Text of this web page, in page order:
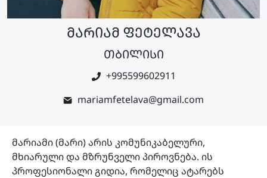
მარიამ ფეტელავა
თბილისი
+995599602911
mariamfetelava@gmail.com
მარიამი (მარი) არის კომუნიკაბელური,
მხიარული და მზრუნველი პიროვნება. ის
პროფესიონალი გიდია, რომელიც ატარებს